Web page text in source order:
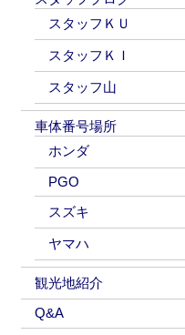
スタッフＫＵ
スタッフＫＩ
スタッフ山
車体番号場所
ホンダ
PGO
スズキ
ヤマハ
観光地紹介
Q&A